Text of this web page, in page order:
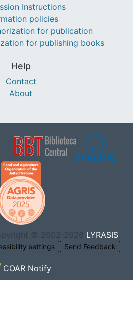
Instructions
policies
for publication
for publishing books
Help
Contact
About
© 2002-2026LYRASIS
settings Send Feedback
COAR Notify